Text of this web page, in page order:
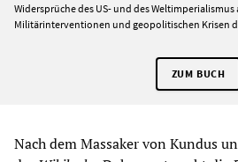
Widersprüche des US- und des
Militärinterventionen und geopolitischen Krisen
ZUM BUCH
Nach dem Massaker von Kundus